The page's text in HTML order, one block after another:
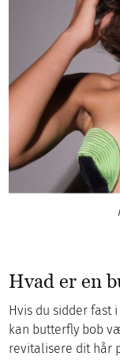
Hvad er en
Hvis du sidder fast
kan butterfly bob
revitalisere dit hår